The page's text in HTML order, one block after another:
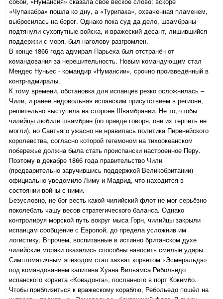
«Чупакабра» пошла ко дну, а «Турипака», охваченная пламенем,
выбросилась на берег. Однако пока суд да дело, швамбраны
подтянули сухопутные войска, и вражеский десант, лишившийся
поддержки с моря, был наголову разгромлен.
В конце 1866 года адмирал Парьеха был отстранён от
командования за нерешительность. Новым командующим стал
Мендес Нуньес - командир «Нумансии», срочно произведённый в
контр-адмиралы.
К тому времени, обстановка для испанцев резко осложнилась –
Чили, и ранее недовольная испанским присутствием в регионе,
решительно выступила на стороне Швамбрании. Не то, чтобы
чилийцы любили швамбран (по правде говоря, они их терпеть не
могли), но Сантьяго ужасно не нравилась политика Пиренейского
королевства, согласно которой гегемоном на тихоокеанском
побережье должна была стать происпански настроенное Перу.
Поэтому в декабре 1866 года правительство Чили
(предварительно заручившись поддержкой Великобритании)
официально уведомило Лиму и Мадрид, что находится в
состоянии войны с ними.
Безусловно, не бог весть какой чилийский флот не мог серьёзно
поколебать чашу весов стратегического баланса. Однако
контролируя морской путь вокруг мыса Горн, чилийцы закрыли
испанцам сообщение с Европой, до предела усложнив им
логистику. Впрочем, воспитанные в истинно британском духе
чилийские моряки оказались способны наносить смелые удары.
Симптоматичным эпизодом стал захват корветом «Эсмеральда»
под командованием капитана Хуана Вильямса Ребольедо
испанского корвета «Ковадонга», посланного в порт Кокимбо.
Чтобы приблизиться к вражескому кораблю, Ребольедо пошёл на